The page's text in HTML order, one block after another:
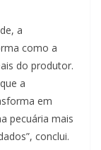
a
como a
do produtor.
a
em
pecuária mais
conclui.